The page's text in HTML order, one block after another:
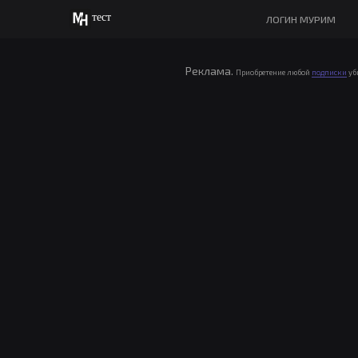
тест ЛОГИН МУРИМ
Реклама. Приобретение любой подписки